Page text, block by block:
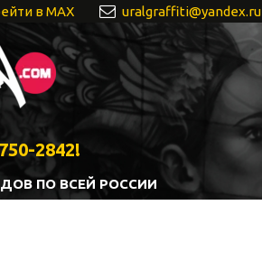
в MAX uralgraffiti@yandex.ru
2842!
ПО ВСЕЙ РОССИИ